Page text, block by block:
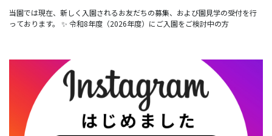
当園では現在、新しく入園されるお友だちの募集、および園見学の受付を行
っております。 ✨ 令和8年度（2026年度）にご入園をご検討中の方